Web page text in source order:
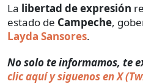
La libertad de expresión
estado de Campeche,
Layda Sansores.
No solo te informamos, te
clic aquí y siguenos en X